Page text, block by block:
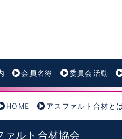
会員名簿 委員会活動
HOME アスファルト合材と
ルト合材協会